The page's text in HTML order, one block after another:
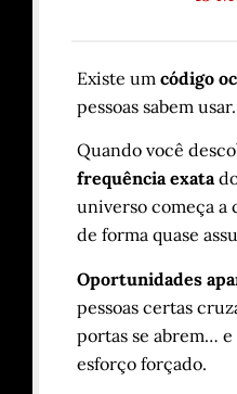
Existe um código
pessoas sabem
Quando você
frequência exata
universo começa a
de forma quase
Oportunidades
pessoas certas
portas se abrem… e
esforço forçado.